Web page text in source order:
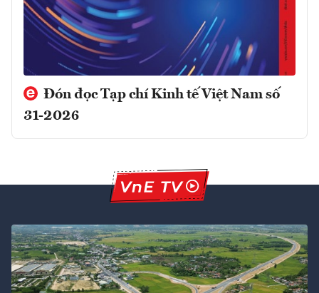
Đón đọc Tạp chí Kinh tế Việt Nam số
31-2026